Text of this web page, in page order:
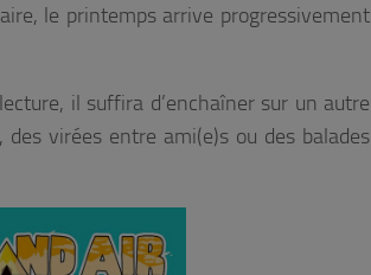
le printemps arrive progressivement
il suffira d’enchaîner sur un autre
virées entre ami(e)s ou des balades